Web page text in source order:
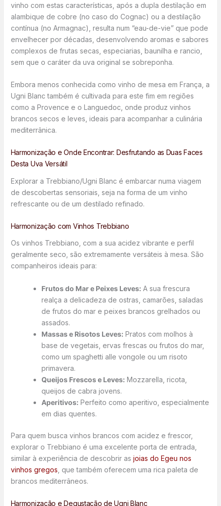
vinho com estas características, após a dupla destilação em
alambique de cobre (no caso do Cognac) ou a destilação
contínua (no Armagnac), resulta num “eau-de-vie” que pode
envelhecer por décadas, desenvolvendo aromas e sabores
complexos de frutas secas, especiarias, baunilha e rancio,
sem que o caráter da uva original se sobreponha.
Embora menos conhecida como vinho de mesa em França, a
Ugni Blanc também é cultivada para este fim em regiões
como a Provence e o Languedoc, onde produz vinhos
brancos secos e leves, ideais para acompanhar a culinária
mediterrânica.
Harmonização e Onde Encontrar: Desfrutando as Duas Faces
Desta Uva Versátil
Explorar a Trebbiano/Ugni Blanc é embarcar numa viagem
de descobertas sensoriais, seja na forma de um vinho
refrescante ou de um destilado refinado.
Harmonização com Vinhos Trebbiano
Os vinhos Trebbiano, com a sua acidez vibrante e perfil
geralmente seco, são extremamente versáteis à mesa. São
companheiros ideais para:
Frutos do Mar e Peixes Leves:A sua frescura
realça a delicadeza de ostras, camarões, saladas
de frutos do mar e peixes brancos grelhados ou
assados.
Massas e Risotos Leves:Pratos com molhos à
base de vegetais, ervas frescas ou frutos do mar,
como um spaghetti alle vongole ou um risoto
primavera.
Queijos Frescos e Leves:Mozzarella, ricota,
queijos de cabra jovens.
Aperitivos:Perfeito como aperitivo, especialmente
em dias quentes.
Para quem busca vinhos brancos com acidez e frescor,
explorar o Trebbiano é uma excelente porta de entrada,
similar à experiência de descobrir as joias do Egeu nos
vinhos gregos , que também oferecem uma rica paleta de
brancos mediterrâneos.
Harmonização e Degustação de Ugni Blanc